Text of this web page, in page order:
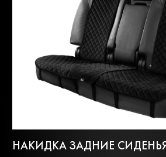
НАКИДКА ЗАДНИЕ